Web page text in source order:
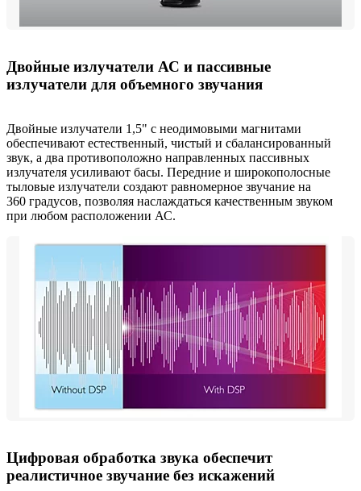
Двойные излучатели АС и пассивные
излучатели для объемного звучания
Двойные излучатели 1,5" с неодимовыми магнитами
обеспечивают естественный, чистый и сбалансированный
звук, а два противоположно направленных пассивных
излучателя усиливают басы. Передние и широкополосные
тыловые излучатели создают равномерное звучание на
360 градусов, позволяя наслаждаться качественным звуком
при любом расположении АС.
Цифровая обработка звука обеспечит
реалистичное звучание без искажений